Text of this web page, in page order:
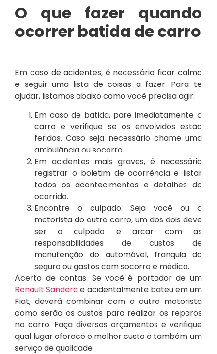
O que fazer quando
ocorrer batida de carro
Em caso de acidentes, é necessário ficar calmo
e seguir uma lista de coisas a fazer. Para te
ajudar, listamos abaixo como você precisa agir:
Em caso de batida, pare imediatamente o
carro e verifique se os envolvidos estão
feridos. Caso seja necessário chame uma
ambulância ou socorro.
Em acidentes mais graves, é necessário
registrar o boletim de ocorrência e listar
todos os acontecimentos e detalhes do
ocorrido.
Encontre o culpado. Seja você ou o
motorista do outro carro, um dos dois deve
ser o culpado e arcar com as
responsabilidades de custos de
manutenção do automóvel, franquia do
seguro ou gastos com socorro e médico.
Acerto de contas. Se você é portador de um
Renault Sandero e acidentalmente bateu em um
Fiat, deverá combinar com o outro motorista
como serão os custos para realizar os reparos
no carro. Faça diversos orçamentos e verifique
qual lugar oferece o melhor custo e também um
serviço de qualidade.